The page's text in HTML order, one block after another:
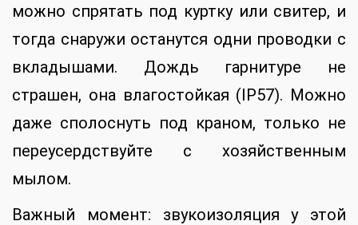
можно спрятать под куртку или свитер, и
тогда снаружи останутся одни проводки с
вкладышами. Дождь гарнитуре не
страшен, она влагостойкая (IP57). Можно
даже сполоснуть под краном, только не
переусердствуйте с хозяйственным
мылом.
Важный момент: звукоизоляция у этой